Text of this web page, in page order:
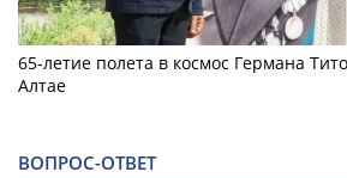
65-летие полета в космос Германа
Алтае
ВОПРОС-ОТВЕТ